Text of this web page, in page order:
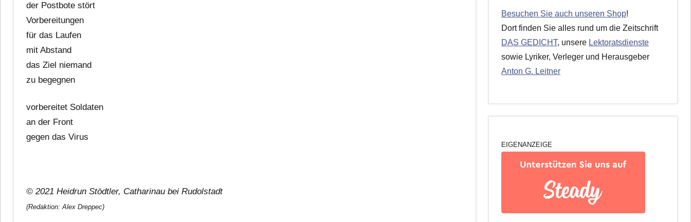
der Postbote stört
Vorbereitungen
für das Laufen
mit Abstand
das Ziel niemand
zu begegnen
vorbereitet Soldaten
an der Front
gegen das Virus
© 2021 Heidrun Stödtler, Catharinau bei Rudolstadt
(Redaktion: Alex Dreppec)
Besuchen Sie auch unseren Shop!
Dort finden Sie alles rund um die Zeitschrift
DAS GEDICHT, unsere Lektoratsdienste
sowie Lyriker, Verleger und Herausgeber
Anton G. Leitner
EIGENANZEIGE